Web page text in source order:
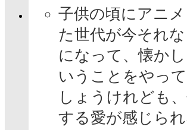
子供の頃にアニ
た世代が今それ
になって、懐か
いうことをやっ
しょうけれども
する愛が感じら